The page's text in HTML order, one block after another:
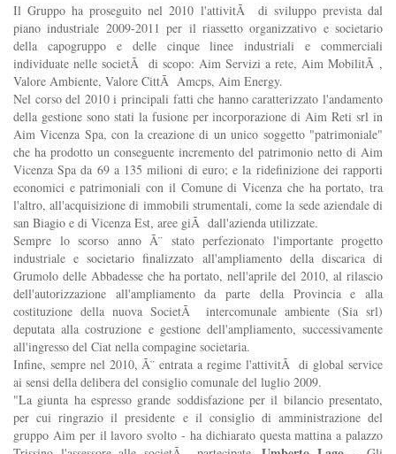
Il Gruppo ha proseguito nel 2010 l'attivitÃ di sviluppo prevista dal
piano industriale 2009-2011 per il riassetto organizzativo e societario
della capogruppo e delle cinque linee industriali e commerciali
individuate nelle societÃ di scopo: Aim Servizi a rete, Aim MobilitÃ ,
Valore Ambiente, Valore CittÃ Amcps, Aim Energy.
Nel corso del 2010 i principali fatti che hanno caratterizzato l'andamento
della gestione sono stati la fusione per incorporazione di Aim Reti srl in
Aim Vicenza Spa, con la creazione di un unico soggetto "patrimoniale"
che ha prodotto un conseguente incremento del patrimonio netto di Aim
Vicenza Spa da 69 a 135 milioni di euro; e la ridefinizione dei rapporti
economici e patrimoniali con il Comune di Vicenza che ha portato, tra
l'altro, all'acquisizione di immobili strumentali, come la sede aziendale di
san Biagio e di Vicenza Est, aree giÃ dall'azienda utilizzate.
Sempre lo scorso anno Ã¨ stato perfezionato l'importante progetto
industriale e societario finalizzato all'ampliamento della discarica di
Grumolo delle Abbadesse che ha portato, nell'aprile del 2010, al rilascio
dell'autorizzazione all'ampliamento da parte della Provincia e alla
costituzione della nuova SocietÃ intercomunale ambiente (Sia srl)
deputata alla costruzione e gestione dell'ampliamento, successivamente
all'ingresso del Ciat nella compagine societaria.
Infine, sempre nel 2010, Ã¨ entrata a regime l'attivitÃ di global service
ai sensi della delibera del consiglio comunale del luglio 2009.
"La giunta ha espresso grande soddisfazione per il bilancio presentato,
per cui ringrazio il presidente e il consiglio di amministrazione del
gruppo Aim per il lavoro svolto - ha dichiarato questa mattina a palazzo